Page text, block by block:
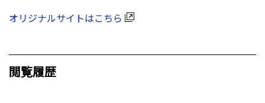
オリジナルサイトはこちら
閲覧履歴